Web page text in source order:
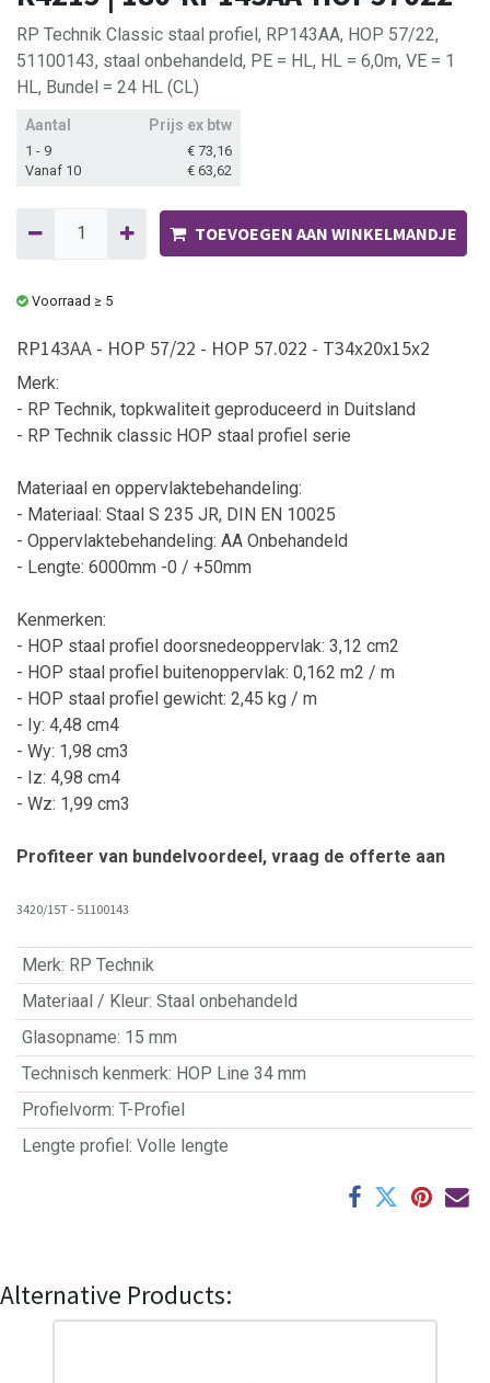
RP Technik Classic staal profiel, RP143AA, HOP 57/22,
51100143, staal onbehandeld, PE = HL, HL = 6,0m, VE = 1
HL, Bundel = 24 HL (CL)
Aantal Prijs ex btw
1 - 9 € 73,16
Vanaf 10
€ 63,62
TOEVOEGEN AAN WINKELMANDJE
Voorraad ≥ 5
RP143AA - HOP 57/22 - HOP 57.022 - T34x20x15x2
Merk:
- RP Technik, topkwaliteit geproduceerd in Duitsland
- RP Technik classic HOP staal profiel serie
Materiaal en oppervlaktebehandeling:
- Materiaal: Staal S 235 JR, DIN EN 10025
- Oppervlaktebehandeling: AA Onbehandeld
- Lengte: 6000mm -0 / +50mm
Kenmerken:
- HOP staal profiel doorsnedeoppervlak: 3,12 cm2
- HOP staal profiel buitenoppervlak: 0,162 m2 / m
- HOP staal profiel gewicht: 2,45 kg / m
- Iy: 4,48 cm4
- Wy: 1,98 cm3
- Iz: 4,98 cm4
- Wz: 1,99 cm3
Profiteer van bundelvoordeel, vraag de offerte aan
3420/15T - 51100143
Merk: RP Technik
Materiaal / Kleur: Staal onbehandeld
Glasopname: 15 mm
Technisch kenmerk: HOP Line 34 mm
Profielvorm: T-Profiel
Lengte profiel: Volle lengte
Alternative Products: